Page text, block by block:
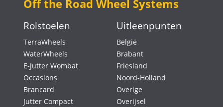
Off the Road Wheel Systems
Rolstoelen
TerraWheels
WaterWheels
E-Jutter Wombat
Occasions
Brancard
Jutter Compact
Uitleenpunten
België
Brabant
Friesland
Noord-Holland
Overige
Overijsel